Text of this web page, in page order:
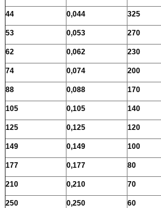
44 0,044 325
53 0,053 270
62 0,062 230
74 0,074 200
88 0,088 170
105 0,105 140
125 0,125 120
149 0,149 100
177 0,177 80
210 0,210 70
250 0,250 60